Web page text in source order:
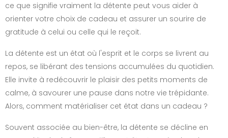
ce que signifie vraiment la détente peut vous aider à
orienter votre choix de cadeau et assurer un sourire de
gratitude à celui ou celle qui le reçoit.
La détente est un état où l'esprit et le corps se livrent au
repos, se libérant des tensions accumulées du quotidien.
Elle invite à redécouvrir le plaisir des petits moments de
calme, à savourer une pause dans notre vie trépidante.
Alors, comment matérialiser cet état dans un cadeau ?
Souvent associée au bien-être, la détente se décline en